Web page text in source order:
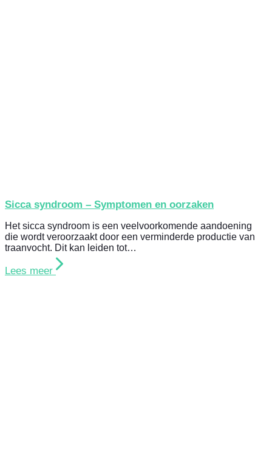
Sicca syndroom – Symptomen en oorzaken
Het sicca syndroom is een veelvoorkomende aandoening
die wordt veroorzaakt door een verminderde productie van
traanvocht. Dit kan leiden tot…
Lees meer